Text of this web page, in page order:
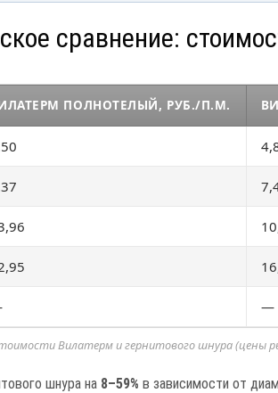
сравнение:
Вилатерм и гернитового шнура (цены
ПОЛНОТЕЛЫЙ, РУБ./П.М.
—
шнура на 8–59% в зависимости от